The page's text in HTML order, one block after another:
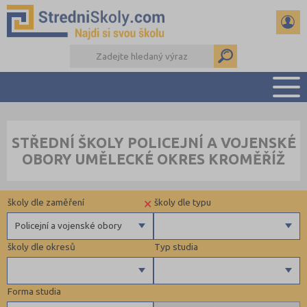
PŘÍPRAVA NA PŘIJÍMAČKY
DŮLEŽITÉ TERMÍNY
DALŠÍ DRUHY ŠKOL
STŘEDNÍ ŠKOLY POLICEJNÍ A VOJENSKÉ
OBORY UMĚLECKÉ OKRES KROMĚŘÍŽ
Forma studia
Typ studia
školy dle okresů
školy dle typu
×
Policejní a vojenské obory
školy dle zaměření
Gymnázia
6 letá gymnázia